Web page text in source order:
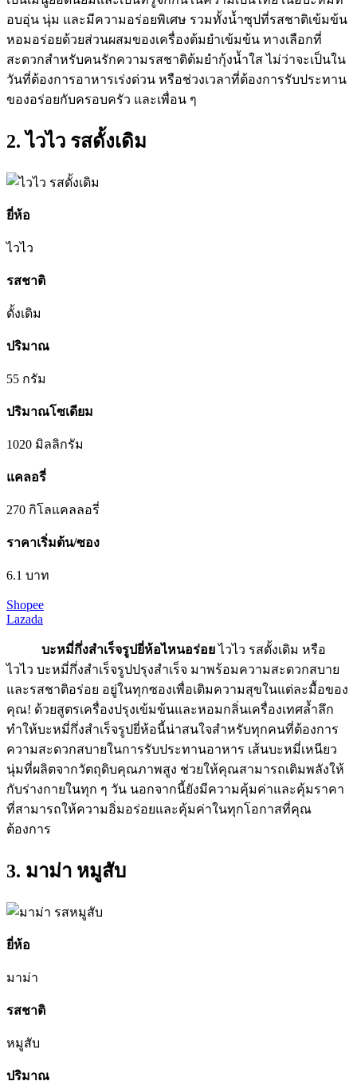
อบอุ่น นุ่ม และมีความอร่อยพิเศษ รวมทั้งน้ำซุปที่รสชาติเข้มข้น
หอมอร่อยด้วยส่วนผสมของเครื่องต้มยำเข้มข้น ทางเลือกที่
สะดวกสำหรับคนรักความรสชาติต้มยำกุ้งน้ำใส ไม่ว่าจะเป็นใน
วันที่ต้องการอาหารเร่งด่วน หรือช่วงเวลาที่ต้องการรับประทาน
ของอร่อยกับครอบครัว และเพื่อน ๆ
2. ไวไว รสดั้งเดิม
ยี่ห้อ
ไวไว
รสชาติ
ดั้งเดิม
ปริมาณ
55 กรัม
ปริมาณโซเดียม
1020 มิลลิกรัม
แคลอรี่
270 กิโลแคลลอรี่
ราคาเริ่มต้น/ซอง
6.1 บาท
Shopee
Lazada
บะหมี่กึ่งสําเร็จรูปยี่ห้อไหนอร่อยไวไว รสดั้งเดิม หรือ
ไวไว บะหมี่กึ่งสำเร็จรูปปรุงสำเร็จ มาพร้อมความสะดวกสบาย
และรสชาติอร่อย อยู่ในทุกซองเพื่อเติมความสุขในแต่ละมื้อของ
คุณ! ด้วยสูตรเครื่องปรุงเข้มข้นและหอมกลิ่นเครื่องเทศล้ำลึก
ทำให้บะหมี่กึ่งสำเร็จรูปยี่ห้อนี้น่าสนใจสำหรับทุกคนที่ต้องการ
ความสะดวกสบายในการรับประทานอาหาร เส้นบะหมี่เหนียว
นุ่มที่ผลิตจากวัตถุดิบคุณภาพสูง ช่วยให้คุณสามารถเติมพลังให้
กับร่างกายในทุก ๆ วัน นอกจากนี้ยังมีความคุ้มค่าและคุ้มราคา
ที่สามารถให้ความอิ่มอร่อยและคุ้มค่าในทุกโอกาสที่คุณ
ต้องการ
3. มาม่า หมูสับ
ยี่ห้อ
มาม่า
รสชาติ
หมูสับ
ปริมาณ